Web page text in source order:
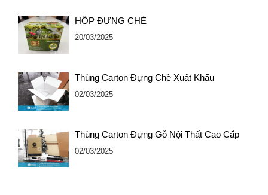
HỘP ĐỰNG CHÈ
20/03/2025
Thùng Carton Đựng Chè Xuất Khẩu
02/03/2025
Thùng Carton Đựng Gỗ Nội Thất Cao Cấp
02/03/2025